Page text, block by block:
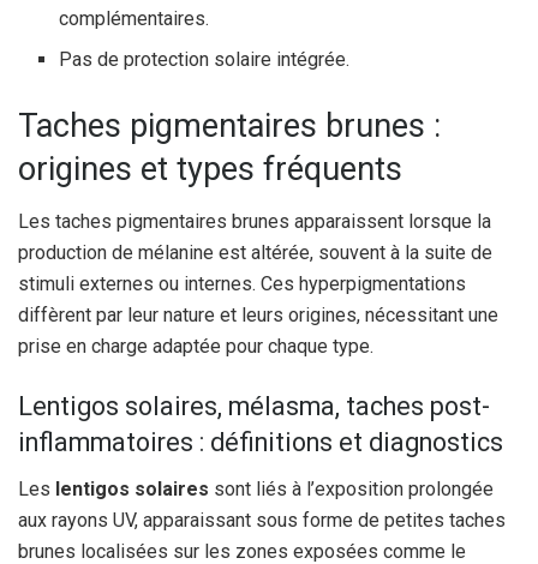
complémentaires.
Pas de protection solaire intégrée.
Taches pigmentaires brunes :
origines et types fréquents
Les taches pigmentaires brunes apparaissent lorsque la
production de mélanine est altérée, souvent à la suite de
stimuli externes ou internes. Ces hyperpigmentations
diffèrent par leur nature et leurs origines, nécessitant une
prise en charge adaptée pour chaque type.
Lentigos solaires, mélasma, taches post-
inflammatoires : définitions et diagnostics
Les lentigos solaires sont liés à l’exposition prolongée
aux rayons UV, apparaissant sous forme de petites taches
brunes localisées sur les zones exposées comme le